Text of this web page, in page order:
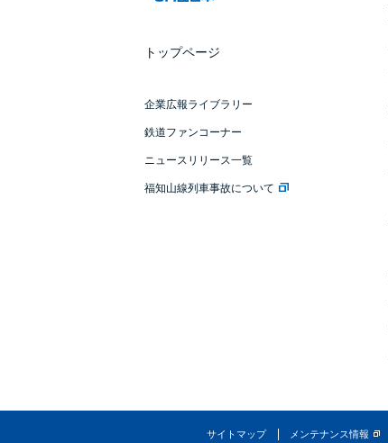
トップページ
企業広報ライブラリー
鉄道ファンコーナー
ニュースリリース一覧
福知山線列車事故について
サイトマップ メンテナンス情報